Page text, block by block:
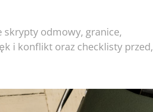
skrypty odmowy, granice,
i konflikt oraz checklisty przed,